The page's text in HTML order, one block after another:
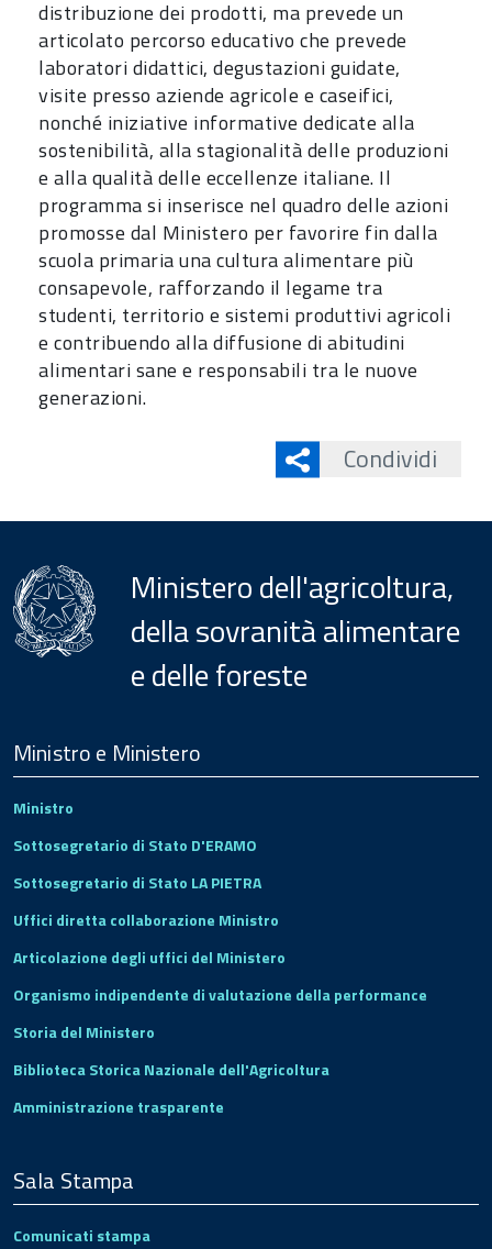
distribuzione dei prodotti, ma prevede un
articolato percorso educativo che prevede
laboratori didattici, degustazioni guidate,
visite presso aziende agricole e caseifici,
nonché iniziative informative dedicate alla
sostenibilità, alla stagionalità delle produzioni
e alla qualità delle eccellenze italiane. Il
programma si inserisce nel quadro delle azioni
promosse dal Ministero per favorire fin dalla
scuola primaria una cultura alimentare più
consapevole, rafforzando il legame tra
studenti, territorio e sistemi produttivi agricoli
e contribuendo alla diffusione di abitudini
alimentari sane e responsabili tra le nuove
generazioni.
Condividi
Ministero dell'agricoltura,
della sovranità alimentare
e delle foreste
Footer
Ministro e Ministero
Ministro
Sottosegretario di Stato D'ERAMO
Sottosegretario di Stato LA PIETRA
Uffici diretta collaborazione Ministro
Articolazione degli uffici del Ministero
Organismo indipendente di valutazione della performance
Storia del Ministero
Biblioteca Storica Nazionale dell'Agricoltura
Amministrazione trasparente
Sala Stampa
Comunicati stampa